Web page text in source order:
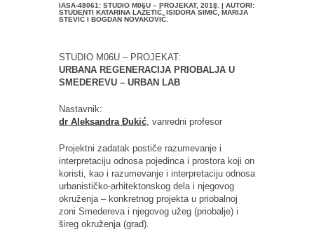
IASA-48061: STUDIO M06U – PROJEKAT, 2018. | AUTORI:
STUDENTI KATARINA LAŽETIĆ, ISIDORA SIMIĆ, MARIJA
STEVIĆ I BOGDAN NOVAKOVIĆ.
STUDIO M06U – PROJEKAT:
URBANA REGENERACIJA PRIOBALJA U
SMEDEREVU – URBAN LAB
Nastavnik:
dr Aleksandra Đukić , vanredni profesor
Projektni zadatak postiče razumevanje i
interpretaciju odnosa pojedinca i prostora koji on
koristi, kao i razumevanje i interpretaciju odnosa
urbanističko-arhitektonskog dela i njegovog
okruženja – konkretnog projekta u priobalnoj
zoni Smedereva i njegovog užeg (priobalje) i
šireg okruženja (grad).